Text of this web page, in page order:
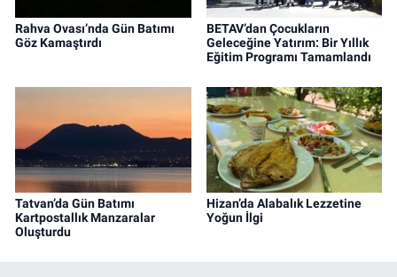
Rahva Ovası’nda Gün Batımı
Göz Kamaştırdı
BETAV’dan Çocukların
Geleceğine Yatırım: Bir Yıllık
Eğitim Programı Tamamlandı
Tatvan’da Gün Batımı
Kartpostallık Manzaralar
Oluşturdu
Hizan’da Alabalık Lezzetine
Yoğun İlgi